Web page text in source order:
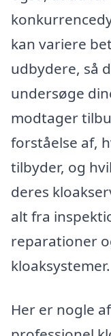
kan variere
udbydere, så
undersøge
modtager
forståelse af,
tilbyder, og
deres
alt fra
reparationer
kloaksystemer.
Her er nogle